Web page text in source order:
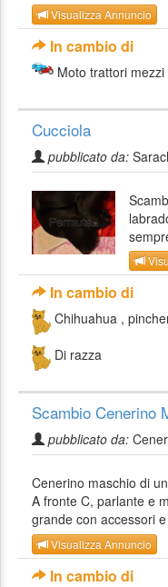
Visualizza Annuncio
In cambio di
Moto trattori
Cucciola
pubblicato da:
In cambio di
Chihuahua ,
Di razza
Scambio Cenerino
pubblicato da:
Cenerino maschio di
A fronte C, parlante e
grande con accessori
Visualizza Annuncio
In cambio di